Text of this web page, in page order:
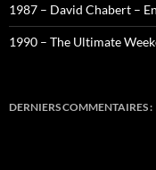
1987 – David Chabert –
1990 – The Ultimate
DERNIERS COMMENTAIRES :